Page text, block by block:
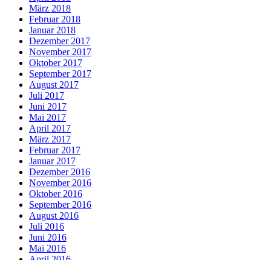
März 2018
Februar 2018
Januar 2018
Dezember 2017
November 2017
Oktober 2017
September 2017
August 2017
Juli 2017
Juni 2017
Mai 2017
April 2017
März 2017
Februar 2017
Januar 2017
Dezember 2016
November 2016
Oktober 2016
September 2016
August 2016
Juli 2016
Juni 2016
Mai 2016